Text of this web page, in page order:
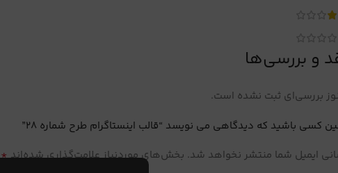
و بررسی‌ها
بررسی‌ای ثبت نشده است.
کسی باشید که دیدگاهی می نویسد “قالب اینستاگرام طرح شماره 28”
ایمیل شما منتشر نخواهد شد. بخش‌های موردنیاز علامت‌گذاری شده‌اند*